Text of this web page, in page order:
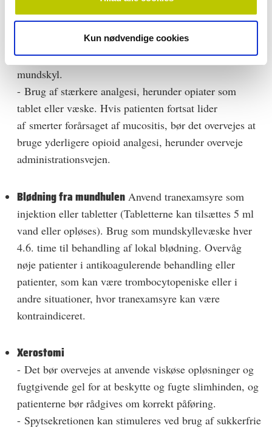
Kun nødvendige cookies
antiinflammatoriske lægemidler (NSAID) kan være
kontraindiceret på grund af risikoen for blødning og
nedsat nyrefunktion.
- Overvej en oral benzydaminopløsning på 0,15 % til
mundskyl.
- Brug af stærkere analgesi, herunder opiater som
tablet eller væske. Hvis patienten fortsat lider
af smerter forårsaget af mucositis, bør det overvejes at
bruge yderligere opioid analgesi, herunder overveje
administrationsvejen.
Blødning fra mundhulenAnvend tranexamsyre som
injektion eller tabletter (Tabletterne kan tilsættes 5 ml
vand eller opløses). Brug som mundskyllevæske hver
4.­6. time til behandling af lokal blødning. Overvåg
nøje patienter i antikoagulerende behandling eller
patienter, som kan være trombocytopeniske eller i
andre situationer, hvor tranexamsyre kan være
kontraindiceret.
Xerostomi
- Det bør overvejes at anvende viskøse opløsninger og
fugtgivende gel for at beskytte og fugte slimhinden, og
patienterne bør rådgives om korrekt påføring.
- Spytsekretionen kan stimuleres ved brug af sukkerfrie